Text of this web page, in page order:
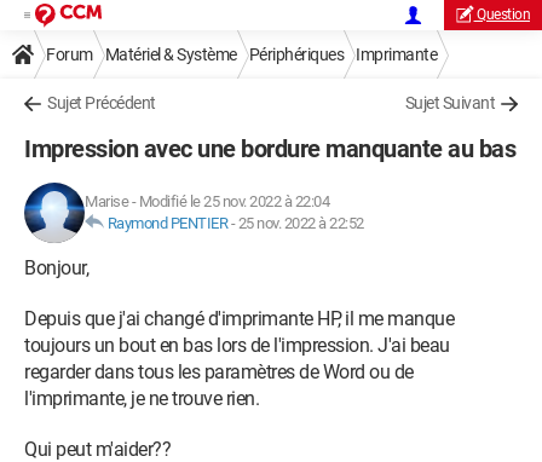
Question
Forum Matériel & Système Périphériques Imprimante
Sujet Précédent Sujet Suivant
Impression avec une bordure manquante au bas
Marise- Modifié le 25 nov. 2022 à 22:04
Raymond PENTIER-25 nov. 2022 à 22:52
Bonjour,
Depuis que j'ai changé d'imprimante HP, il me manque
toujours un bout en bas lors de l'impression. J'ai beau
regarder dans tous les paramètres de Word ou de
l'imprimante, je ne trouve rien.
Qui peut m'aider??